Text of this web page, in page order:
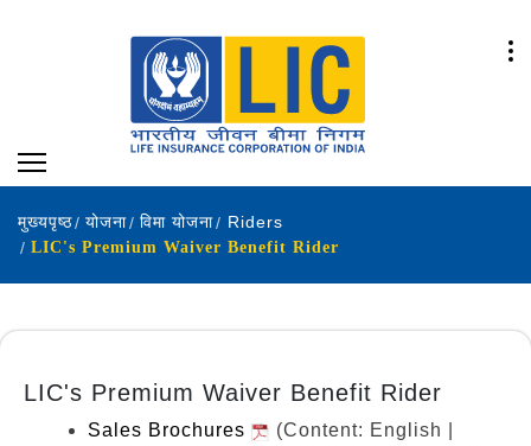
मुख्यपृष्ठ योजना विमा योजना
Riders
LIC's Premium Waiver Benefit Rider
LIC's Premium Waiver Benefit Rider
Sales Brochures
(Content: English |